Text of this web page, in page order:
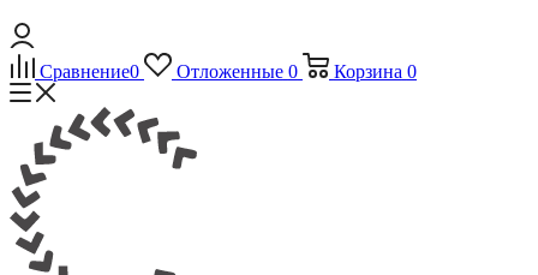
Сравнение0 Отложенные 0 Корзина 0